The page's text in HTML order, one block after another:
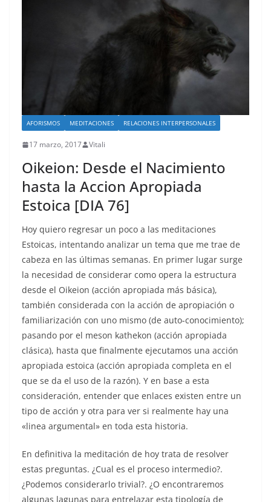
AFORISMOS MEDITACIONES RELACIONES INTERPERSONALES
17 marzo, 2017 Vitali
Oikeion: Desde el Nacimiento
hasta la Accion Apropiada
Estoica [DIA 76]
Hoy quiero regresar un poco a las meditaciones
Estoicas, intentando analizar un tema que me trae de
cabeza en las últimas semanas. En primer lugar surge
la necesidad de considerar como opera la estructura
desde el Oikeion (acción apropiada más básica),
también considerada con la acción de apropiación o
familiarización con uno mismo (de auto-conocimiento);
pasando por el meson kathekon (acción apropiada
clásica), hasta que finalmente ejecutamos una acción
apropiada estoica (acción apropiada completa en el
que se da el uso de la razón). Y en base a esta
consideración, entender que enlaces existen entre un
tipo de acción y otra para ver si realmente hay una
«linea argumental» en toda esta historia.
En definitiva la meditación de hoy trata de resolver
estas preguntas. ¿Cual es el proceso intermedio?.
¿Podemos considerarlo trivial?. ¿O encontraremos
algunas lagunas para entrelazar esta tipología de